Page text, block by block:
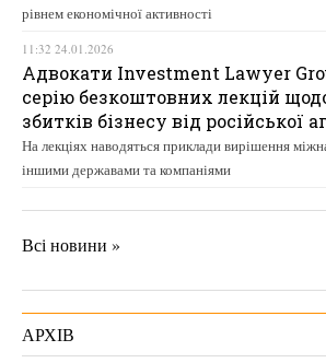
рівнем економічної активності
11:32 24.01.2026
Адвокати Investment Lawyer
серію безкоштовних лекцій
збитків бізнесу від російської
На лекціях наводяться приклади вирішення
іншими державами та компаніями
Всі новини »
АРХІВ